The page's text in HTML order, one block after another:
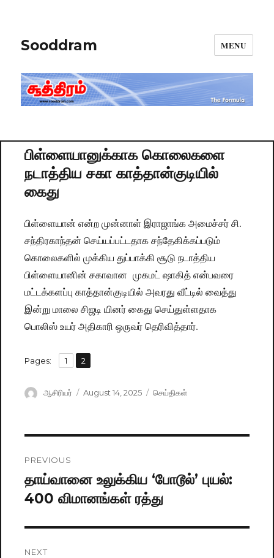
Sooddram MENU
பிள்ளையானுக்காக கொலைகளை
நடாத்திய சகா காத்தான்குடியில்
கைது
பிள்ளையான் என்ற முன்னாள் இராஜாங்க அமைச்சர் சி.
சந்திரகாந்தன் செய்யப்பட்டதாக சந்தேகிக்கப்படும்
கொலைகளில் முக்கிய துப்பாக்கி சூடு நடாத்திய
பிள்ளையானின் சகாவான முகமட் ஷாகித் என்பவரை
மட்டக்களப்பு காத்தான்குடியில் அவரது வீட்டில் வைத்து
இன்று மாலை சிஜடி யினர் கைது செய்துள்ளதாக
பொலிஸ் உயர் அதிகாரி ஒருவர் தெரிவித்தார்.
Pages: Page
1 ,
Page
2
Author
ஆசிரியர்
Posted
August 14, 2025 Categories
செய்திகள்
navigation
PREVIOUS
Previous
post:
தாய்வானை உலுக்கிய ‘போடூல்’ புயல்:
400 விமானங்கள் ரத்து
NEXT